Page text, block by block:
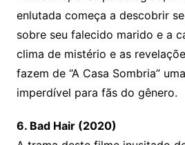
enlutada começa a descobrir
sobre seu falecido marido e a
clima de mistério e as
fazem de “A Casa Sombria”
imperdível para fãs do gênero.
6. Bad Hair (2020)